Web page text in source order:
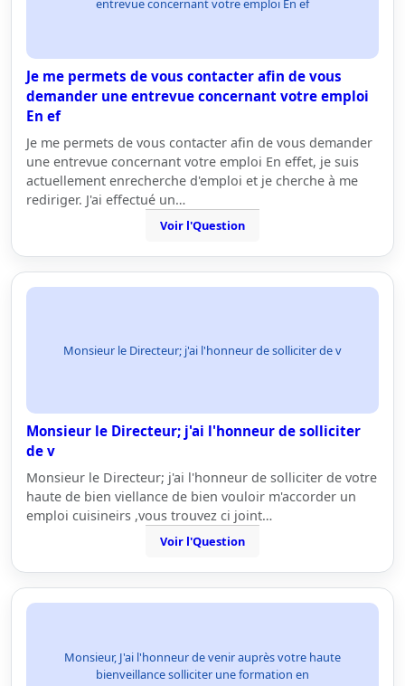
entrevue concernant votre emploi En ef
Je me permets de vous contacter afin de vous
demander une entrevue concernant votre emploi
En ef
Je me permets de vous contacter afin de vous demander
une entrevue concernant votre emploi En effet, je suis
actuellement enrecherche d'emploi et je cherche à me
rediriger. J'ai effectué un…
Voir l'Question
Monsieur le Directeur; j'ai l'honneur de solliciter de v
Monsieur le Directeur; j'ai l'honneur de solliciter
de v
Monsieur le Directeur; j'ai l'honneur de solliciter de votre
haute de bien viellance de bien vouloir m'accorder un
emploi cuisineirs ,vous trouvez ci joint…
Voir l'Question
Monsieur, J'ai l'honneur de venir auprès votre haute
bienveillance solliciter une formation en